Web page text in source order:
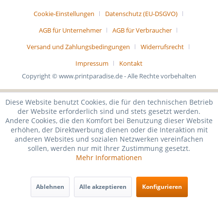
Cookie-Einstellungen
Datenschutz (EU-DSGVO)
AGB für Unternehmer
AGB für Verbraucher
Versand und Zahlungsbedingungen
Widerrufsrecht
Impressum
Kontakt
Copyright © www.printparadise.de - Alle Rechte vorbehalten
Diese Website benutzt Cookies, die für den technischen Betrieb
der Website erforderlich sind und stets gesetzt werden.
Andere Cookies, die den Komfort bei Benutzung dieser Website
erhöhen, der Direktwerbung dienen oder die Interaktion mit
anderen Websites und sozialen Netzwerken vereinfachen
sollen, werden nur mit Ihrer Zustimmung gesetzt.
Mehr Informationen
Ablehnen Alle akzeptieren Konfigurieren